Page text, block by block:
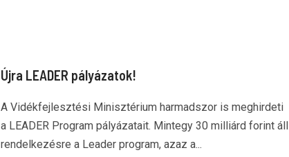
Újra LEADER pályázatok!
A Vidékfejlesztési Minisztérium harmadszor is meghirdeti
a LEADER Program pályázatait. Mintegy 30 milliárd forint áll
rendelkezésre a Leader program, azaz a...